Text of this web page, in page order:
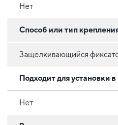
Нет
Способ или тип
Защелкивающийся
Подходит для установки
Нет